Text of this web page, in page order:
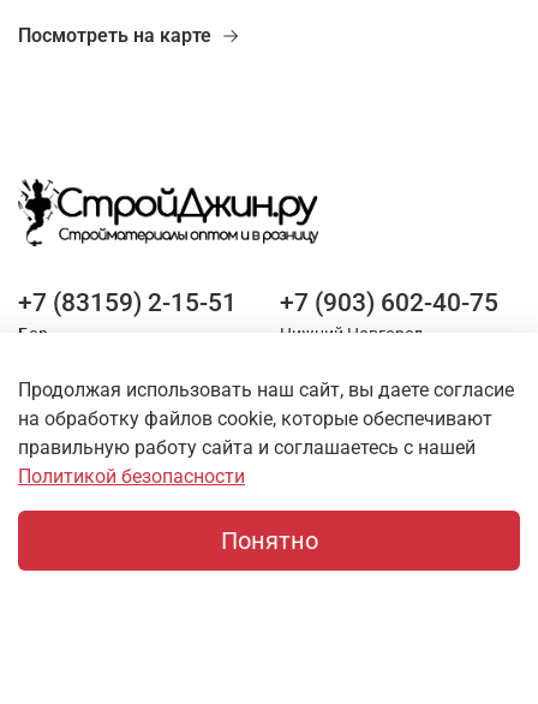
Посмотреть на карте
+7 (83159) 2-15-51
Бор
+7 (903) 602-40-75
Нижний Новгород
Оставайтесь на связи
Продолжая использовать наш сайт, вы даете согласие
на обработку файлов cookie, которые обеспечивают
правильную работу сайта и соглашаетесь с нашей
Политикой безопасности
Понятно